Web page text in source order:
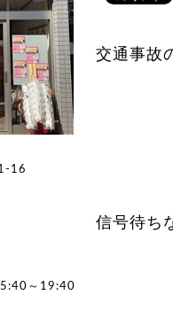
交通事故
信号待ち
16
～19:40